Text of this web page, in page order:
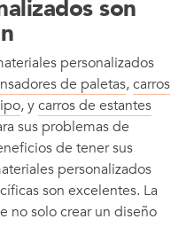
son
personalizados
de paletas,carros
, ycarros de estantes
sus problemas de
de tener sus
personalizados
son excelentes. La
no solo crear un diseño